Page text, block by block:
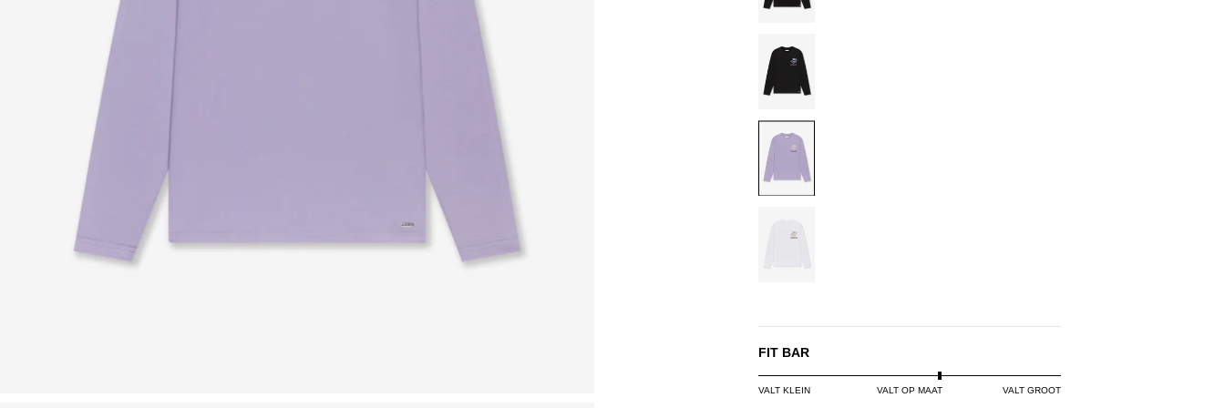
BLACK/PURPLE
LILAC
FIT BAR
VALT KLEIN VALT OP MAAT VALT GROOT